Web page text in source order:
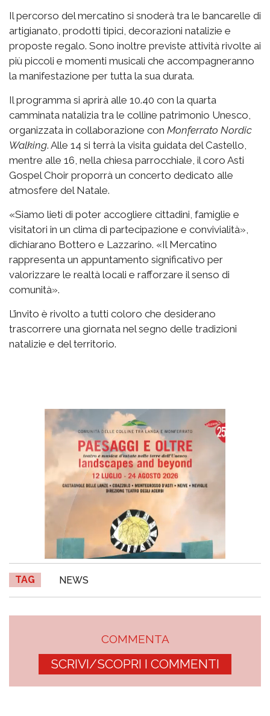
Il percorso del mercatino si snoderà tra le bancarelle di
artigianato, prodotti tipici, decorazioni natalizie e
proposte regalo. Sono inoltre previste attività rivolte ai
più piccoli e momenti musicali che accompagneranno
la manifestazione per tutta la sua durata.
Il programma si aprirà alle 10.40 con la quarta
camminata natalizia tra le colline patrimonio Unesco,
organizzata in collaborazione con Monferrato Nordic
Walking. Alle 14 si terrà la visita guidata del Castello,
mentre alle 16, nella chiesa parrocchiale, il coro Asti
Gospel Choir proporrà un concerto dedicato alle
atmosfere del Natale.
«Siamo lieti di poter accogliere cittadini, famiglie e
visitatori in un clima di partecipazione e convivialità»,
dichiarano Bottero e Lazzarino. «Il Mercatino
rappresenta un appuntamento significativo per
valorizzare le realtà locali e rafforzare il senso di
comunità».
L’invito è rivolto a tutti coloro che desiderano
trascorrere una giornata nel segno delle tradizioni
natalizie e del territorio.
TAG NEWS
COMMENTA
SCRIVI/SCOPRI I COMMENTI